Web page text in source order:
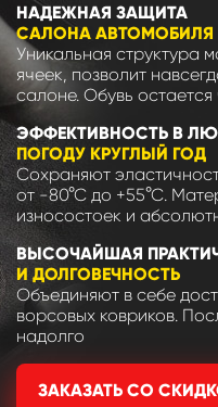
НАДЕЖНАЯ ЗАЩИТА
САЛОНА АВТОМОБИЛЯ
Уникальная структура
ячеек, позволит
салоне. Обувь
ЭФФЕКТИВНОСТЬ В
ПОГОДУ КРУГЛЫЙ ГОД
Сохраняют
от -80°С до +55°С.
износостоек и
ВЫСОЧАЙШАЯ
И ДОЛГОВЕЧНОСТЬ
Объединяют в себе
ворсовых ковриков.
надолго
ЗАКАЗАТЬ СО